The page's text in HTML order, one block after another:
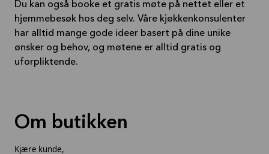
Du kan også booke et gratis møte på nettet eller et
hjemmebesøk hos deg selv. Våre kjøkkenkonsulenter
har alltid mange gode ideer basert på dine unike
ønsker og behov, og møtene er alltid gratis og
uforpliktende.
Om butikken
Kjære kunde,